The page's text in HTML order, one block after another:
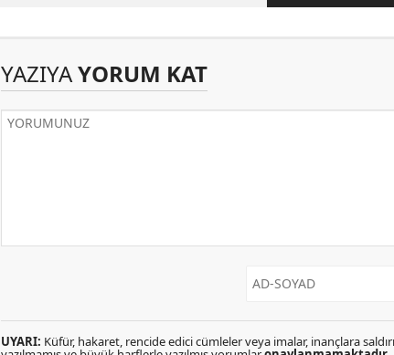
YAZIYAYORUM KAT
UYARI: Küfür, hakaret, rencide edici cümleler veya imalar, inançlara